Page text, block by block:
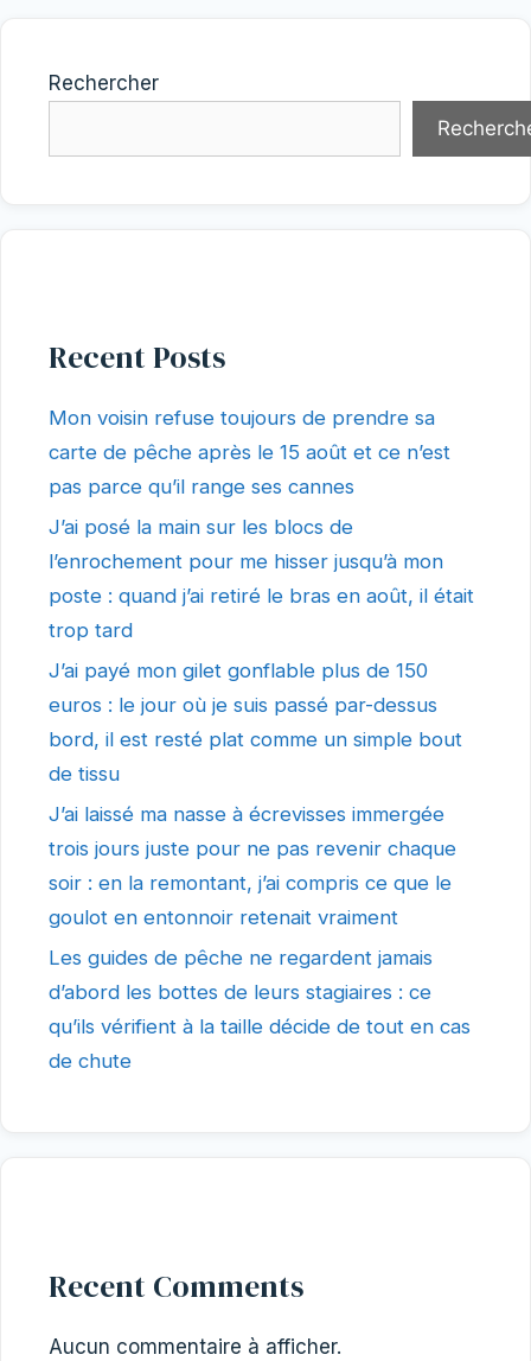
Rechercher
Recent Posts
Mon voisin refuse toujours de prendre sa
carte de pêche après le 15 août et ce n’est
pas parce qu’il range ses cannes
J’ai posé la main sur les blocs de
l’enrochement pour me hisser jusqu’à mon
poste : quand j’ai retiré le bras en août, il était
trop tard
J’ai payé mon gilet gonflable plus de 150
euros : le jour où je suis passé par-dessus
bord, il est resté plat comme un simple bout
de tissu
J’ai laissé ma nasse à écrevisses immergée
trois jours juste pour ne pas revenir chaque
soir : en la remontant, j’ai compris ce que le
goulot en entonnoir retenait vraiment
Les guides de pêche ne regardent jamais
d’abord les bottes de leurs stagiaires : ce
qu’ils vérifient à la taille décide de tout en cas
de chute
Recent Comments
Aucun commentaire à afficher.